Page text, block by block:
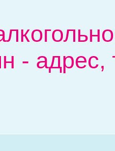
- адрес,